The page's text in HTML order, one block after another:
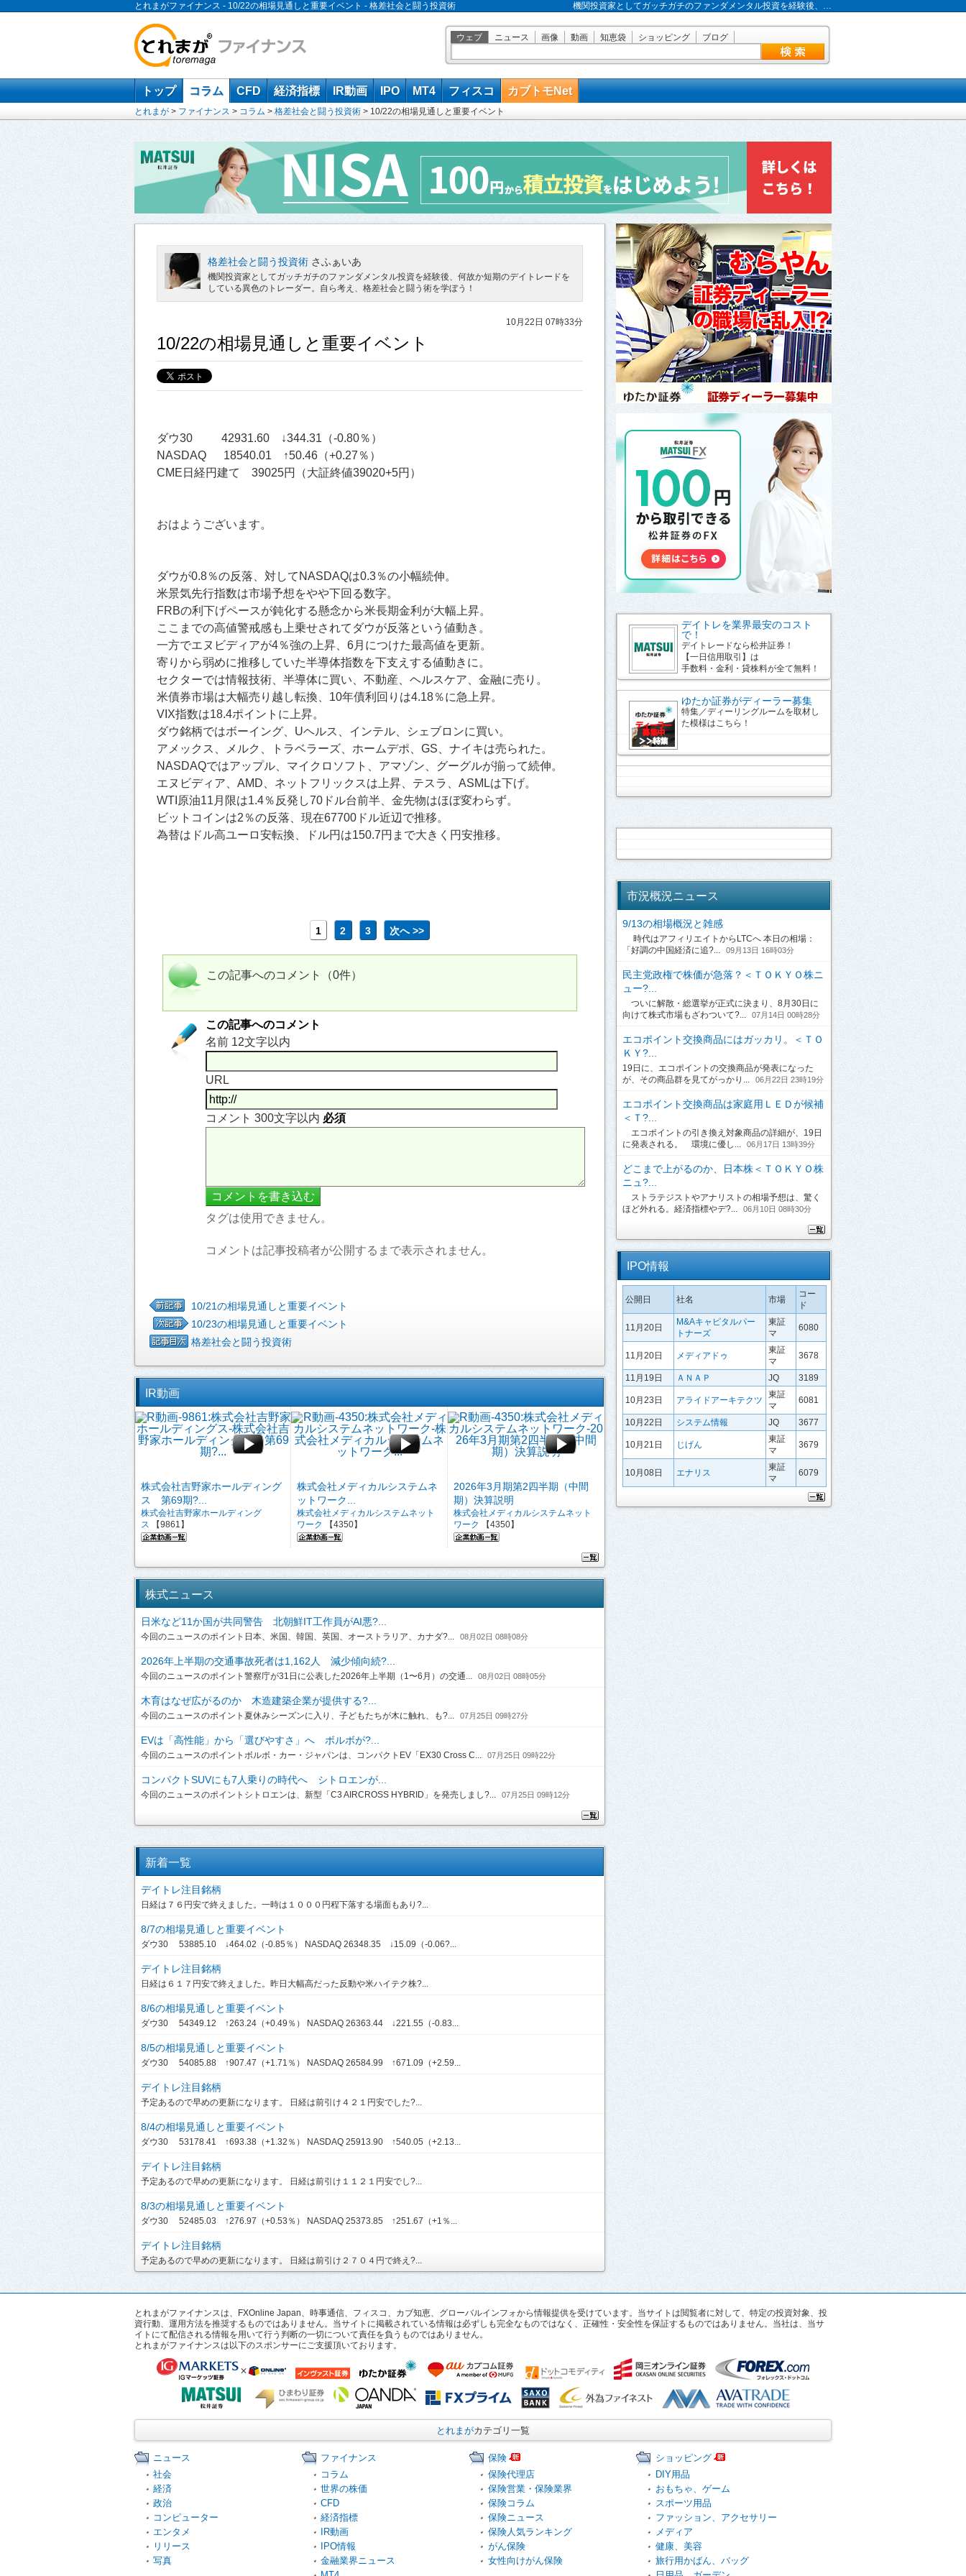
とれまがファイナンス - 10/22の相場見通しと重要イベント - 格差社会と闘う投資術 機関投資家としてガッチガチのファンダメンタル投資を経験後、…
ウェブ ニュース 画像 動画 知恵袋 ショッピング ブログ
トップ コラム CFD 経済指標 IR動画 IPO MT4 フィスコ カブトモNet
とれまが > ファイナンス > コラム > 格差社会と闘う投資術 > 10/22の相場見通しと重要イベント
格差社会と闘う投資術 さふぁいあ
機関投資家としてガッチガチのファンダメンタル投資を経験後、何故か短期のデイトレードを
している異色のトレーダー。自ら考え、格差社会と闘う術を学ぼう！
10月22日 07時33分
10/22の相場見通しと重要イベント
ダウ30 42931.60 ↓344.31（-0.80％）
NASDAQ 18540.01 ↑50.46（+0.27％）
CME日経円建て 39025円（大証終値39020+5円）
おはようございます。
ダウが0.8％の反落、対してNASDAQは0.3％の小幅続伸。
米景気先行指数は市場予想をやや下回る数字。
FRBの利下げペースが鈍化する懸念から米長期金利が大幅上昇。
ここまでの高値警戒感も上乗せされてダウが反落という値動き。
一方でエヌビディアが4％強の上昇、6月につけた最高値を更新。
寄りから弱めに推移していた半導体指数を下支えする値動きに。
セクターでは情報技術、半導体に買い、不動産、ヘルスケア、金融に売り。
米債券市場は大幅売り越し転換、10年債利回りは4.18％に急上昇。
VIX指数は18.4ポイントに上昇。
ダウ銘柄ではボーイング、Uヘルス、インテル、シェブロンに買い。
アメックス、メルク、トラベラーズ、ホームデポ、GS、ナイキは売られた。
NASDAQではアップル、マイクロソフト、アマゾン、グーグルが揃って続伸。
エヌビディア、AMD、ネットフリックスは上昇、テスラ、ASMLは下げ。
WTI原油11月限は1.4％反発し70ドル台前半、金先物はほぼ変わらず。
ビットコインは2％の反落、現在67700ドル近辺で推移。
為替はドル高ユーロ安転換、ドル円は150.7円まで大きく円安推移。
1 2 3 次へ >>
この記事へのコメント（0件）
この記事へのコメント
名前 12文字以内
URL
コメント 300文字以内 必須
タグは使用できません。
コメントは記事投稿者が公開するまで表示されません。
10/21の相場見通しと重要イベント
10/23の相場見通しと重要イベント
格差社会と闘う投資術
IR動画
株式会社吉野家ホールディング
ス 第69期?...
株式会社吉野家ホールディング
ス 【9861】
株式会社メディカルシステムネ
ットワーク...
株式会社メディカルシステムネット
ワーク
【4350】
2026年3月期第2四半期（中間
期）決算説明
株式会社メディカルシステムネット
ワーク
【4350】
株式ニュース
日米など11か国が共同警告 北朝鮮IT工作員がAI悪?...
今回のニュースのポイント日本、米国、韓国、英国、オーストラリア、カナダ?... 08月02日 08時08分
2026年上半期の交通事故死者は1,162人 減少傾向続?...
今回のニュースのポイント警察庁が31日に公表した2026年上半期（1〜6月）の交通... 08月02日 08時05分
木育はなぜ広がるのか 木造建築企業が提供する?...
今回のニュースのポイント夏休みシーズンに入り、子どもたちが木に触れ、も?... 07月25日 09時27分
EVは「高性能」から「選びやすさ」へ ボルボが?...
今回のニュースのポイントボルボ・カー・ジャパンは、コンパクトEV「EX30 Cross C... 07月25日 09時22分
コンパクトSUVにも7人乗りの時代へ シトロエンが...
今回のニュースのポイントシトロエンは、新型「C3 AIRCROSS HYBRID」を発売しまし?... 07月25日 09時12分
新着一覧
デイトレ注目銘柄
日経は７６円安で終えました。一時は１０００円程下落する場面もあり?...
8/7の相場見通しと重要イベント
ダウ30 53885.10 ↓464.02（-0.85％） NASDAQ 26348.35 ↓15.09（-0.06?...
デイトレ注目銘柄
日経は６１７円安で終えました。昨日大幅高だった反動や米ハイテク株?...
8/6の相場見通しと重要イベント
ダウ30 54349.12 ↑263.24（+0.49％） NASDAQ 26363.44 ↓221.55（-0.83...
8/5の相場見通しと重要イベント
ダウ30 54085.88 ↑907.47（+1.71％） NASDAQ 26584.99 ↑671.09（+2.59...
デイトレ注目銘柄
予定あるので早めの更新になります。 日経は前引け４２１円安でした?...
8/4の相場見通しと重要イベント
ダウ30 53178.41 ↑693.38（+1.32％） NASDAQ 25913.90 ↑540.05（+2.13...
デイトレ注目銘柄
予定あるので早めの更新になります。 日経は前引け１１２１円安でし?...
8/3の相場見通しと重要イベント
ダウ30 52485.03 ↑276.97（+0.53％） NASDAQ 25373.85 ↑251.67（+1％...
デイトレ注目銘柄
予定あるので早めの更新になります。 日経は前引け２７０４円で終え?...
デイトレを業界最安のコスト
で！
デイトレードなら松井証券！
【一日信用取引】は
手数料・金利・貸株料が全て無料！
ゆたか証券がディーラー募集
特集／ディーリングルームを取材し
た模様はこちら！
市況概況ニュース
9/13の相場概況と雑感
時代はアフィリエイトからLTCへ 本日の相場：
「好調の中国経済に追?...
09月13日 16時03分
民主党政権で株価が急落？＜ＴＯＫＹＯ株ニ
ュー?...
ついに解散・総選挙が正式に決まり、8月30日に
向けて株式市場もざわついて?...
07月14日 00時28分
エコポイント交換商品にはガッカリ。＜ＴＯ
ＫＹ?...
19日に、エコポイントの交換商品が発表になった
が、その商品群を見てがっかり...
06月22日 23時19分
エコポイント交換商品は家庭用ＬＥＤが候補
＜Ｔ?...
エコポイントの引き換え対象商品の詳細が、19日
に発表される。 環境に優し...
06月17日 13時39分
どこまで上がるのか、日本株＜ＴＯＫＹＯ株
ニュ?...
ストラテジストやアナリストの相場予想は、驚く
ほど外れる。経済指標やデ?...
06月10日 08時30分
IPO情報
公開日 社名 市場
コー
ド
11月20日
M&Aキャピタルパー
トナーズ
東証
マ
6080
11月20日 メディアドゥ
東証
マ
3678
11月19日 ＡＮＡＰ JQ 3189
10月23日 アライドアーキテクツ
東証
マ
6081
10月22日 システム情報 JQ 3677
10月21日 じげん
東証
マ
3679
10月08日 エナリス
東証
マ
6079
とれまがファイナンスは、FXOnline Japan、時事通信、フィスコ、カブ知恵、グローバルインフォから情報提供を受けています。当サイトは閲覧者に対して、特定の投資対象、投
資行動、運用方法を推奨するものではありません。当サイトに掲載されている情報は必ずしも完全なものではなく、正確性・安全性を保証するものではありません。当社は、当サ
イトにて配信される情報を用いて行う判断の一切について責任を負うものではありません。
とれまがファイナンスは以下のスポンサーにご支援頂いております。
とれまがカテゴリ一覧
ニュース
社会
経済
政治
コンピューター
エンタメ
リリース
写真
ファイナンス
コラム
世界の株価
CFD
経済指標
IR動画
IPO情報
金融業界ニュース
保険
保険代理店
保険営業・保険業界
保険コラム
保険ニュース
保険人気ランキング
がん保険
女性向けがん保険
ショッピング
DIY用品
おもちゃ、ゲーム
スポーツ用品
ファッション、アクセサリー
メディア
健康、美容
旅行用かばん、バッグ